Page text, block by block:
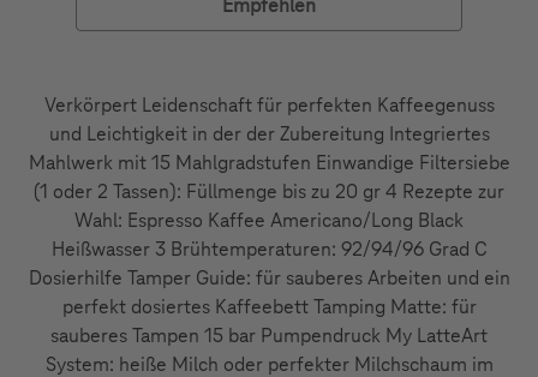
Empfehlen
Verkörpert Leidenschaft für perfekten Kaffeegenuss
und Leichtigkeit in der der Zubereitung Integriertes
Mahlwerk mit 15 Mahlgradstufen Einwandige Filtersiebe
(1 oder 2 Tassen): Füllmenge bis zu 20 gr 4 Rezepte zur
Wahl: Espresso Kaffee Americano/Long Black
Heißwasser 3 Brühtemperaturen: 92/94/96 Grad C
Dosierhilfe Tamper Guide: für sauberes Arbeiten und ein
perfekt dosiertes Kaffeebett Tamping Matte: für
sauberes Tampen 15 bar Pumpendruck My LatteArt
System: heiße Milch oder perfekter Milchschaum im